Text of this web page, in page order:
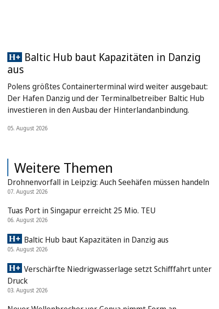
Baltic Hub baut Kapazitäten in Danzig
aus
Polens größtes Containerterminal wird weiter ausgebaut:
Der Hafen Danzig und der Terminalbetreiber Baltic Hub
investieren in den Ausbau der Hinterlandanbindung.
05. August 2026
Weitere Themen
Drohnenvorfall in Leipzig: Auch Seehäfen müssen handeln
07. August 2026
Tuas Port in Singapur erreicht 25 Mio. TEU
06. August 2026
Baltic Hub baut Kapazitäten in Danzig aus
05. August 2026
Verschärfte Niedrigwasserlage setzt Schifffahrt unter
Druck
03. August 2026